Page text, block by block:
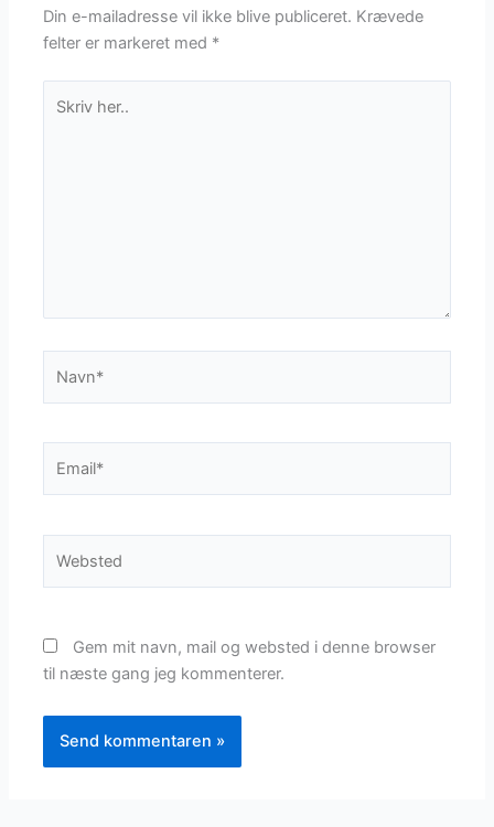
Din e-mailadresse vil ikke blive publiceret. Krævede
felter er markeret med *
her..
Gem mit navn, mail og websted i denne browser
til næste gang jeg kommenterer.